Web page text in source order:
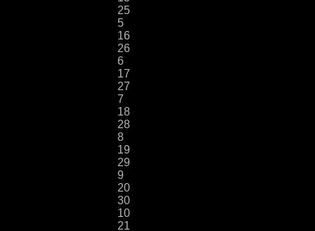
25
5
16
26
6
17
27
7
18
28
8
19
29
9
20
30
10
21